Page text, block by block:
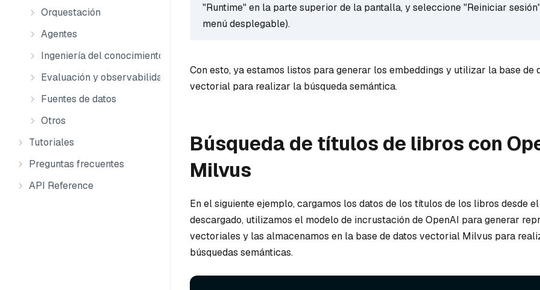
Orquestación
Agentes
Ingeniería del conocimiento
Evaluación y observabilidad
Fuentes de datos
Otros
Tutoriales
Preguntas frecuentes
API Reference
"Runtime" en la parte superior de la pantalla, y seleccione "Reiniciar
menú desplegable).
Con esto, ya estamos listos para generar los embeddings y utilizar la base de
vectorial para realizar la búsqueda semántica.
Búsqueda de títulos de libros con
Milvus
En el siguiente ejemplo, cargamos los datos de los títulos de los libros desde
descargado, utilizamos el modelo de incrustación de OpenAI para generar
vectoriales y las almacenamos en la base de datos vectorial Milvus para
búsquedas semánticas.